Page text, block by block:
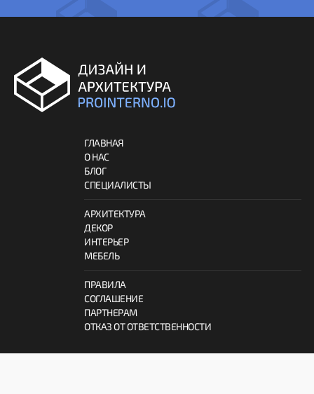
ГЛАВНАЯ
О НАС
БЛОГ
СПЕЦИАЛИСТЫ
АРХИТЕКТУРА
ДЕКОР
ИНТЕРЬЕР
МЕБЕЛЬ
ПРАВИЛА
СОГЛАШЕНИЕ
ПАРТНЕРАМ
ОТКАЗ ОТ ОТВЕТСТВЕННОСТИ